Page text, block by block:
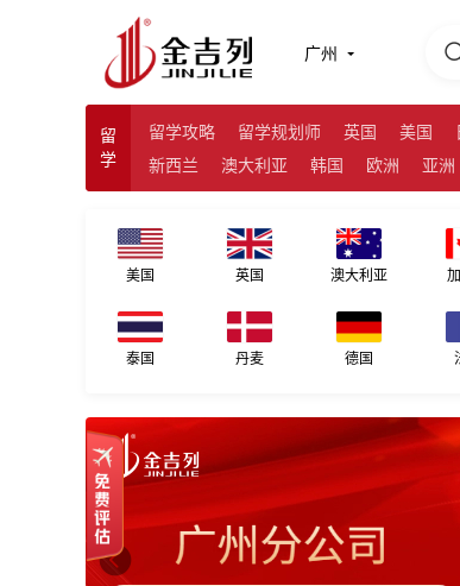
广州
留
学
留学攻略 留学规划师 英国 美国
新西兰
澳大利亚 韩国 欧洲 亚洲
美国 英国 澳大利亚
泰国 丹麦 德国